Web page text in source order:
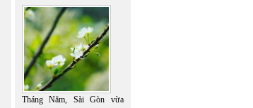
Tháng Năm, Sài Gòn vừa